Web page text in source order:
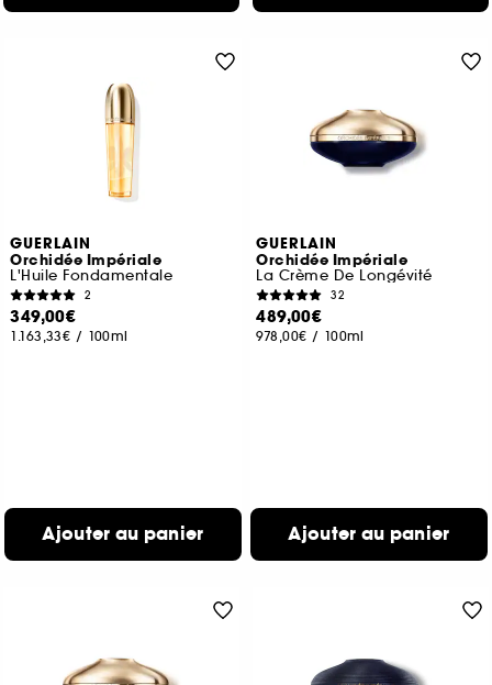
GUERLAIN
Orchidée Impériale
L'Huile Fondamentale
2
349,00€
1.163,33€ / 100ml
Ajouter au panier
GUERLAIN
Orchidée Impériale
La Crème De Longévité
32
489,00€
978,00€ / 100ml
Ajouter au panier